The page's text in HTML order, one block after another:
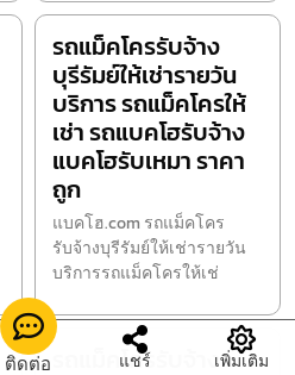
รถแม็คโครรับจ้าง
บุรีรัมย์ให้เช่ารายวัน
บริการ รถแม็คโครให้
เช่า รถแบคโฮรับจ้าง
แบคโฮรับเหมา ราคา
ถูก
แบคโฮ.com รถแม็คโคร
รับจ้างบุรีรัมย์ให้เช่ารายวัน
บริการรถแม็คโครให้เช่
รถแม็คโครรับจ้าง
ติดต่อ แชร์ เพิ่มเติม